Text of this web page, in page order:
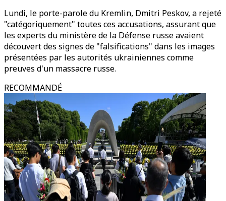
Lundi, le porte-parole du Kremlin, Dmitri Peskov, a rejeté
"catégoriquement" toutes ces accusations, assurant que
les experts du ministère de la Défense russe avaient
découvert des signes de "falsifications" dans les images
présentées par les autorités ukrainiennes comme
preuves d'un massacre russe.
RECOMMANDÉ